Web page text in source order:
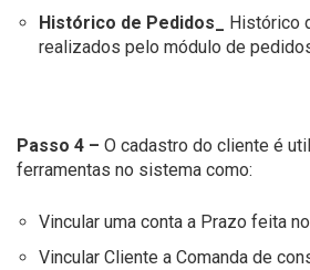
Histórico de Pedidos_
Histórico
realizados pelo módulo de
Passo 4 – O cadastro do cliente é
ferramentas no sistema como:
Vincular uma conta a Prazo feita
Vincular Cliente a Comanda de